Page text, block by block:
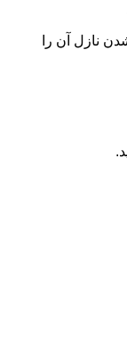
نازل آن را